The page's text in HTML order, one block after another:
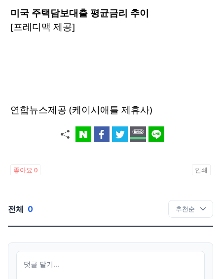
미국 주택담보대출 평균금리 추이
[프레디맥 제공]
연합뉴스제공 (케이시애틀 제휴사)
좋아요 0 인쇄
전체 0